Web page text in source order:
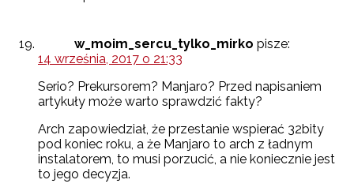
w_moim_sercu_tylko_mirko pisze:
14 września, 2017 o 21:33
Serio? Prekursorem? Manjaro? Przed napisaniem
artykuły może warto sprawdzić fakty?
Arch zapowiedział, że przestanie wspierać 32bity
pod koniec roku, a że Manjaro to arch z ładnym
instalatorem, to musi porzucić, a nie koniecznie jest
to jego decyzja.